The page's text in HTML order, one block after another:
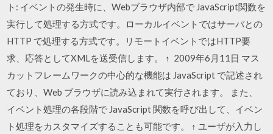
ト: イベントの発生時に、Webブラウザ内部で JavaScript関数を
実行して処理する方式です。ローカルイベントではサーバとの
HTTP で処理する方式です。リモートイベントではHTTP要
求、応答としてXMLを送受信します。 ↑ 2009年6月11日 マス
カットフレームワークの中心的な機能は JavaScript で記述され
ており、Web ブラウザに読み込まれて実行されます。 また、
イベント処理の各段階で JavaScript 関数を呼び出して、イベン
ト処理をカスタマイズすることも可能です。 ↑ ユーザが入力し